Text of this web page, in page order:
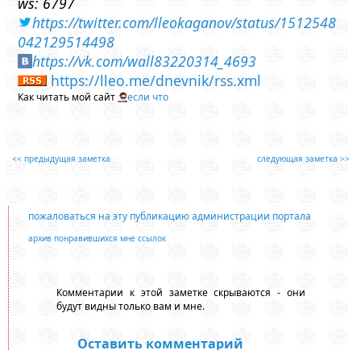
https://twitter.com/lleokaganov/status/1512548
042129514498
https://vk.com/wall83220314_4693
https://lleo.me/dnevnik/rss.xml
Как читать мой сайт если что
<< предыдущая заметка следующая заметка >>
пожаловаться на эту публикацию администрации портала
архив понравившихся мне ссылок
Комментарии к этой заметке скрываются - они
будут видны только вам и мне.
Оставить комментарий